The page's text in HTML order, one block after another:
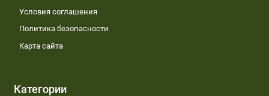
Условия соглашения
Политика безопасности
Карта сайта
Категории